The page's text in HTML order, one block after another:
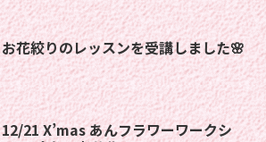
お花絞りのレッスンを受講しました🌸
12/21 X’mas あんフラワーワークシ